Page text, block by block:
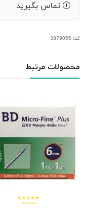
تماس بگیرید
کد: 3879055
محصولات مرتبط